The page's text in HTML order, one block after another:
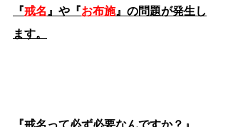
『戒名 』や『お布施』の問題が発生し
ます。
『戒名って必ず必要なんですか？』